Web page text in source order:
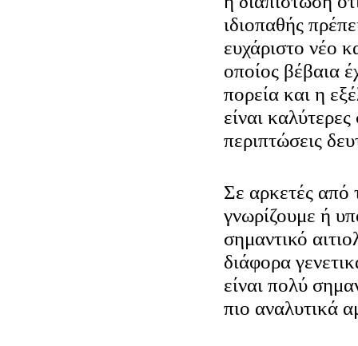
ιδιοπαθής
ευχάριστο νέο
οποίος βέβαια
πορεία και η
είναι καλύτερες
περιπτώσεις
Σε αρκετές από
γνωρίζουμε ή
σημαντικό
διάφορα
είναι πολύ
πιο αναλυτικά